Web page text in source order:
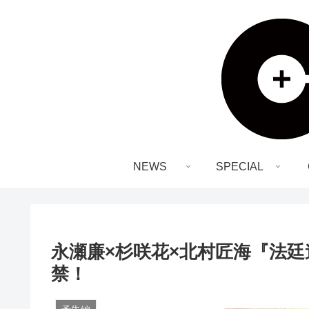
NEWS SPECIAL
永瀬廉×杉咲花×北村匠海『法
禁！